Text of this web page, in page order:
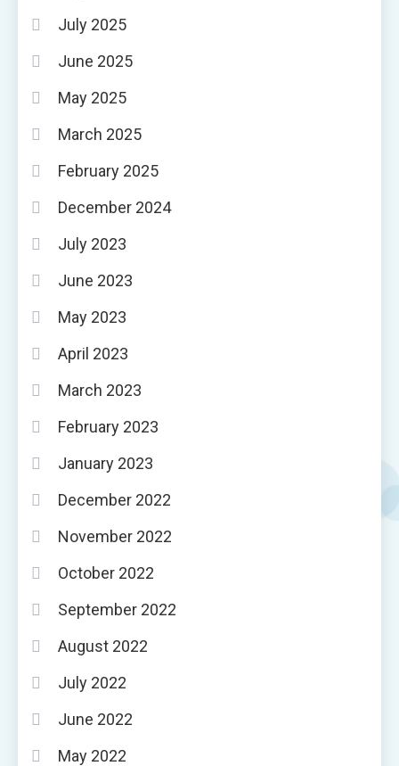
July 2025
June 2025
May 2025
March 2025
February 2025
December 2024
July 2023
June 2023
May 2023
April 2023
March 2023
February 2023
January 2023
December 2022
November 2022
October 2022
September 2022
August 2022
July 2022
June 2022
May 2022